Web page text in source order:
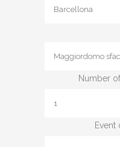
Number
Event